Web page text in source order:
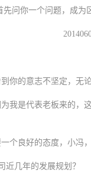
你一个问题，成为
的意志不坚定，无论
是代表老板来的，
良好的态度，小冯
几年的发展规划？